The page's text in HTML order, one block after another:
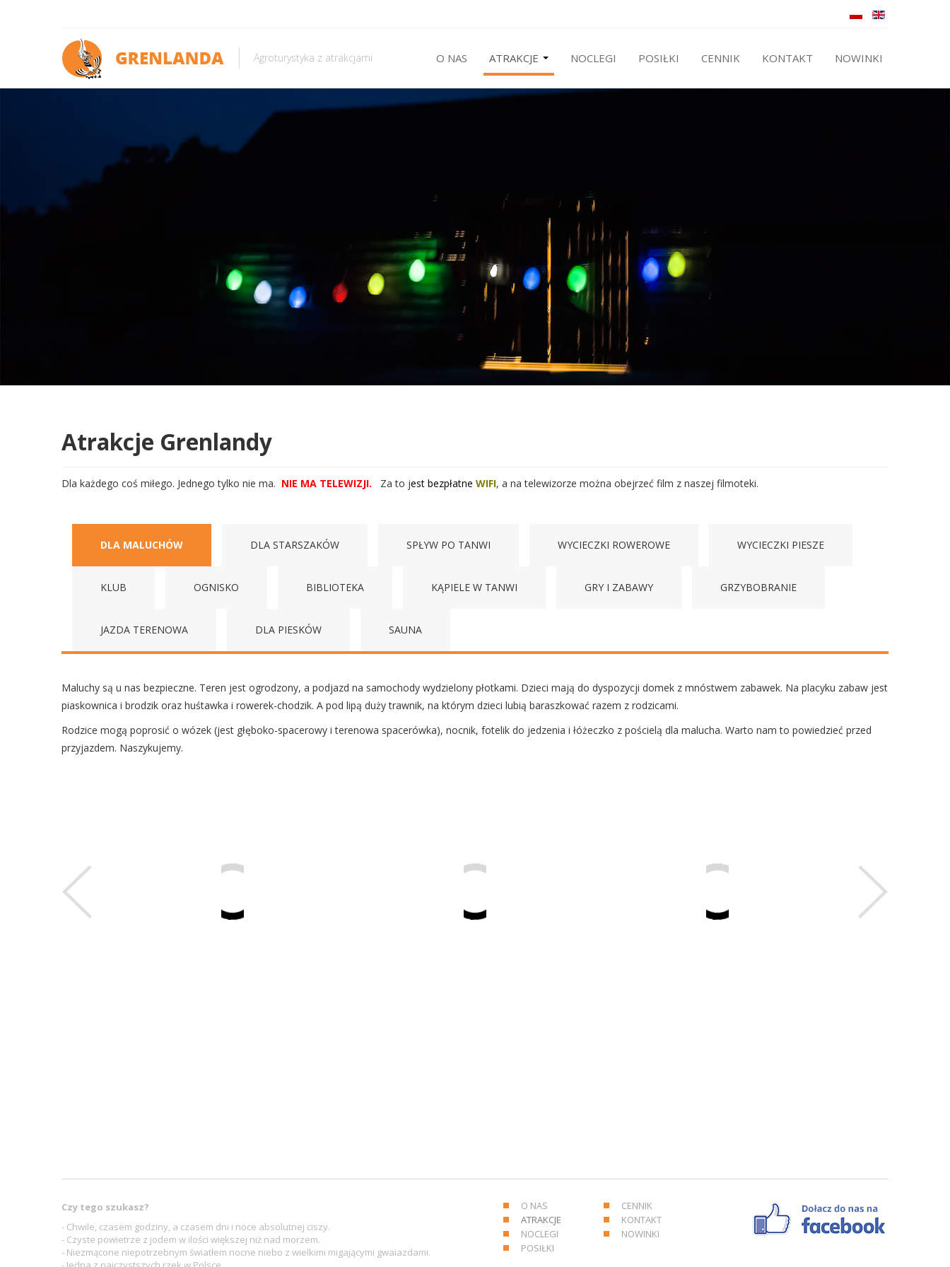
Agroturystyka z atrakcjami O NAS ATRAKCJE NOCLEGI POSIŁKI CENNIK KONTAKT NOWINKI
Atrakcje Grenlandy
Dla każdego coś miłego. Jednego tylko nie ma. NIE MA TELEWIZJI. Za to jest bezpłatne WIFI, a na telewizorze można obejrzeć film z naszej filmoteki.
DLA MALUCHÓW DLA STARSZAKÓW SPŁYW PO TANWI WYCIECZKI ROWEROWE WYCIECZKI PIESZE
KLUB OGNISKO BIBLIOTEKA KĄPIELE W TANWI GRY I ZABAWY GRZYBOBRANIE
JAZDA TERENOWA DLA PIESKÓW SAUNA
Maluchy są u nas bezpieczne. Teren jest ogrodzony, a podjazd na samochody wydzielony płotkami. Dzieci mają do dyspozycji domek z mnóstwem zabawek. Na placyku zabaw jest
piaskownica i brodzik oraz huśtawka i rowerek-chodzik. A pod lipą duży trawnik, na którym dzieci lubią baraszkować razem z rodzicami.
Rodzice mogą poprosić o wózek (jest głęboko-spacerowy i terenowa spacerówka), nocnik, fotelik do jedzenia i łóżeczko z pościelą dla malucha. Warto nam to powiedzieć przed
przyjazdem. Naszykujemy.
Czy tego szukasz?
- Chwile, czasem godziny, a czasem dni i noce absolutnej ciszy.
- Czyste powietrze z jodem w ilości większej niż nad morzem.
- Niezmącone niepotrzebnym światłem nocne niebo z wielkimi migającymi gwaiazdami.
O NAS
ATRAKCJE
NOCLEGI
POSIŁKI
CENNIK
KONTAKT
NOWINKI